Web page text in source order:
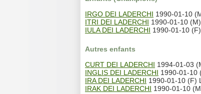
IRGO DEI LADERCHI 1990-01-10
ITRI DEI LADERCHI 1990-01-10
IULA DEI LADERCHI 1990-01-10
Autres enfants
CURT DEI LADERCHI 1994-01-03
INGLIS DEI LADERCHI 1990-01-10
IRA DEI LADERCHI 1990-01-10 (F)
IRAK DEI LADERCHI 1990-01-10